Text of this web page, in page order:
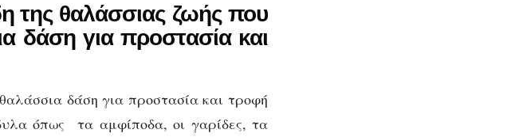
της θαλάσσιας ζωής που
δάση για προστασία και
δάση για προστασία και τροφή
όπως τα αμφίποδα, οι γαρίδες, τα